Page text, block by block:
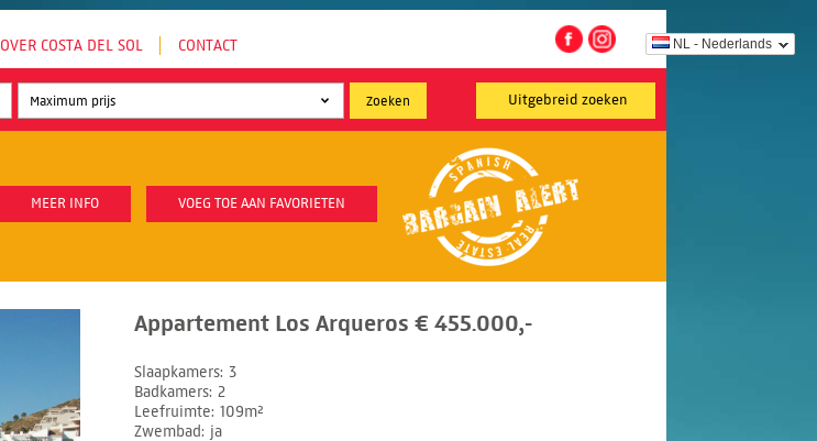
NL - Nederlands
OVER COSTA DEL SOL CONTACT
Uitgebreid zoeken
MEER INFO VOEG TOE AAN FAVORIETEN
Appartement Los Arqueros € 455.000,-
Slaapkamers 3
Badkamers 2
Leefruimte 109m²
Zwembad
ja